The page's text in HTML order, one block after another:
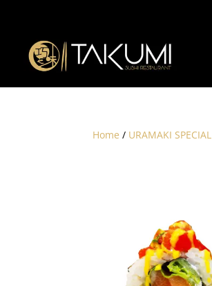
Home / URAMAKI SPECIAL